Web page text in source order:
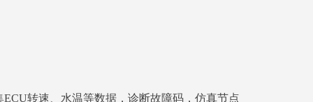
转速、水温等数据，诊断故障码，仿真节点